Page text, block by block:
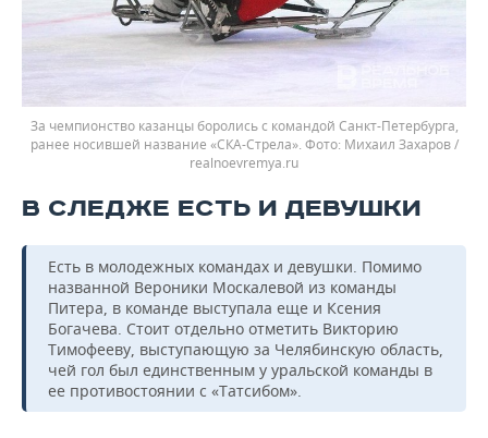
За чемпионство казанцы боролись с командой Санкт-Петербурга,
ранее носившей название «СКА-Стрела».
Михаил Захаров /
realnoevremya.ru
В СЛЕДЖЕ ЕСТЬ И ДЕВУШКИ
Есть в молодежных командах и девушки. Помимо
названной Вероники Москалевой из команды
Питера, в команде выступала еще и Ксения
Богачева. Стоит отдельно отметить Викторию
Тимофееву, выступающую за Челябинскую область,
чей гол был единственным у уральской команды в
ее противостоянии с «Татсибом».